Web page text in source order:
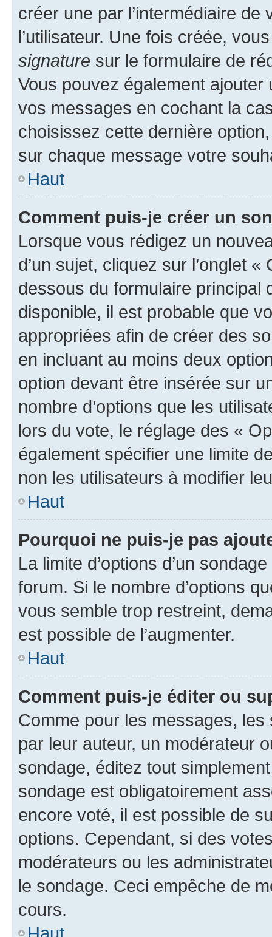
créer une par l’intermédiaire
l’utilisateur. Une fois créée,
signature sur le formulaire de
Vous pouvez également
vos messages en cochant la
choisissez cette dernière
sur chaque message votre
Haut
Comment puis-je créer un
Lorsque vous rédigez un
d’un sujet, cliquez sur l’onglet
dessous du formulaire principal
disponible, il est probable que
appropriées afin de créer des
en incluant au moins deux
option devant être insérée sur
nombre d’options que les
lors du vote, le réglage des «
également spécifier une limite
non les utilisateurs à modifier
Haut
Pourquoi ne puis-je pas
La limite d’options d’un
forum. Si le nombre d’options
vous semble trop restreint,
est possible de l’augmenter.
Haut
Comment puis-je éditer ou
Comme pour les messages,
par leur auteur, un modérateur
sondage, éditez tout
sondage est obligatoirement
encore voté, il est possible de
options. Cependant, si des
modérateurs ou les
le sondage. Ceci empêche de
cours.
Haut